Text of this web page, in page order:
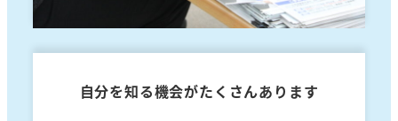
自分を知る機会がたくさんあります